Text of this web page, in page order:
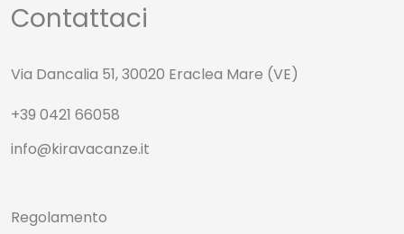
Contattaci
Via Dancalia 51, 30020 Eraclea Mare (VE)
+39 0421 66058
info@kiravacanze.it
Regolamento